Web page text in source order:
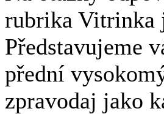
rubrika Vitrinka
Představujeme
přední
zpravodaj jako